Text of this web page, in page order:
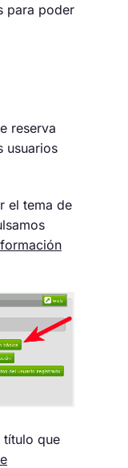
para poder
reserva
usuarios
el tema de
título que